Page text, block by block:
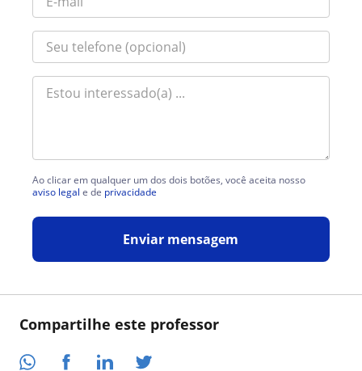
Compartilhe este professor
Ao clicar em qualquer um dos dois botões, você aceita nosso
aviso legal e de privacidade
Enviar mensagem